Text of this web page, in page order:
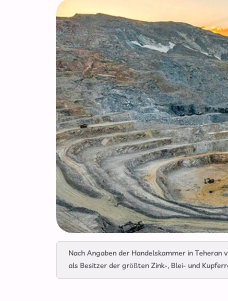
Nach Angaben der Handelskammer in
als Besitzer der größten Zink-, Blei- und